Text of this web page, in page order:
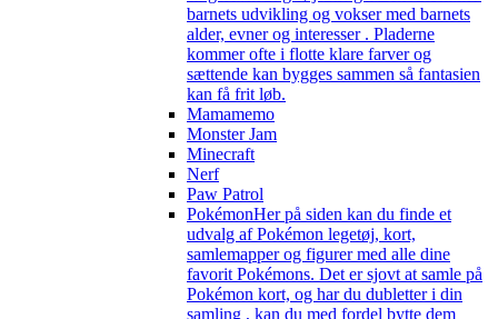
barnets udvikling og vokser med barnets
alder, evner og interesser . Pladerne
kommer ofte i flotte klare farver og
sættende kan bygges sammen så fantasien
kan få frit løb.
Mamamemo
Monster Jam
Minecraft
Nerf
Paw Patrol
PokémonHer på siden kan du finde et
udvalg af Pokémon legetøj, kort,
samlemapper og figurer med alle dine
favorit Pokémons. Det er sjovt at samle på
Pokémon kort, og har du dubletter i din
samling , kan du med fordel bytte dem